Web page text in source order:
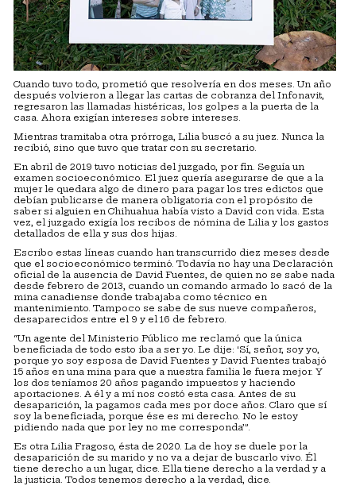
Cuando tuvo todo, prometió que resolvería en dos meses. Un año
después volvieron a llegar las cartas de cobranza del Infonavit,
regresaron las llamadas histéricas, los golpes a la puerta de la
casa. Ahora exigían intereses sobre intereses.
Mientras tramitaba otra prórroga, Lilia buscó a su juez. Nunca la
recibió, sino que tuvo que tratar con su secretario.
En abril de 2019 tuvo noticias del juzgado, por fin. Seguía un
examen socioeconómico. El juez quería asegurarse de que a la
mujer le quedara algo de dinero para pagar los tres edictos que
debían publicarse de manera obligatoria con el propósito de
saber si alguien en Chihuahua había visto a David con vida. Esta
vez, el juzgado exigía los recibos de nómina de Lilia y los gastos
detallados de ella y sus dos hijas.
Escribo estas líneas cuando han transcurrido diez meses desde
que el socioeconómico terminó. Todavía no hay una Declaración
oficial de la ausencia de David Fuentes, de quien no se sabe nada
desde febrero de 2013, cuando un comando armado lo sacó de la
mina canadiense donde trabajaba como técnico en
mantenimiento. Tampoco se sabe de sus nueve compañeros,
desaparecidos entre el 9 y el 16 de febrero.
“Un agente del Ministerio Público me reclamó que la única
beneficiada de todo esto iba a ser yo. Le dije: ‘Sí, señor, soy yo,
porque yo soy esposa de David Fuentes y David Fuentes trabajó
15 años en una mina para que a nuestra familia le fuera mejor. Y
los dos teníamos 20 años pagando impuestos y haciendo
aportaciones. A él y a mí nos costó esta casa. Antes de su
desaparición, la pagamos cada mes por doce años. Claro que sí
soy la beneficiada, porque ése es mi derecho. No le estoy
pidiendo nada que por ley no me corresponda’”.
Es otra Lilia Fragoso, ésta de 2020. La de hoy se duele por la
desaparición de su marido y no va a dejar de buscarlo vivo. Él
tiene derecho a un lugar, dice. Ella tiene derecho a la verdad y a
la justicia. Todos tenemos derecho a la verdad, dice.